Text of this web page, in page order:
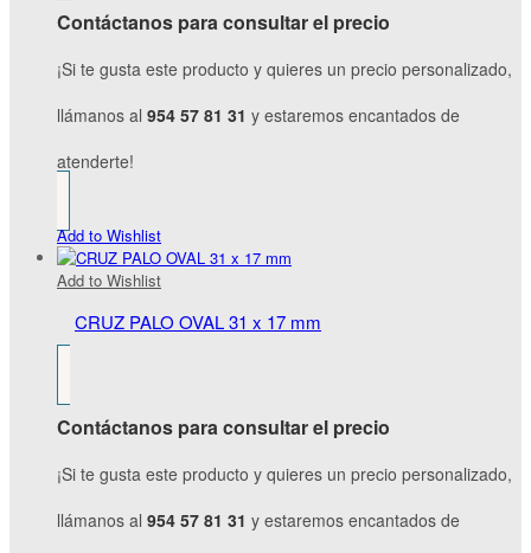
Contáctanos para consultar el precio
¡Si te gusta este producto y quieres un precio personalizado,
llámanos al 954 57 81 31 y estaremos encantados de
atenderte!
Add to Wishlist
Add to Wishlist
CRUZ PALO OVAL 31 x 17 mm
Contáctanos para consultar el precio
¡Si te gusta este producto y quieres un precio personalizado,
llámanos al 954 57 81 31 y estaremos encantados de